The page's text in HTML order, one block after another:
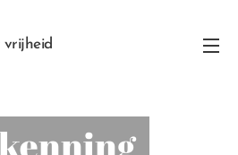
vrijheid